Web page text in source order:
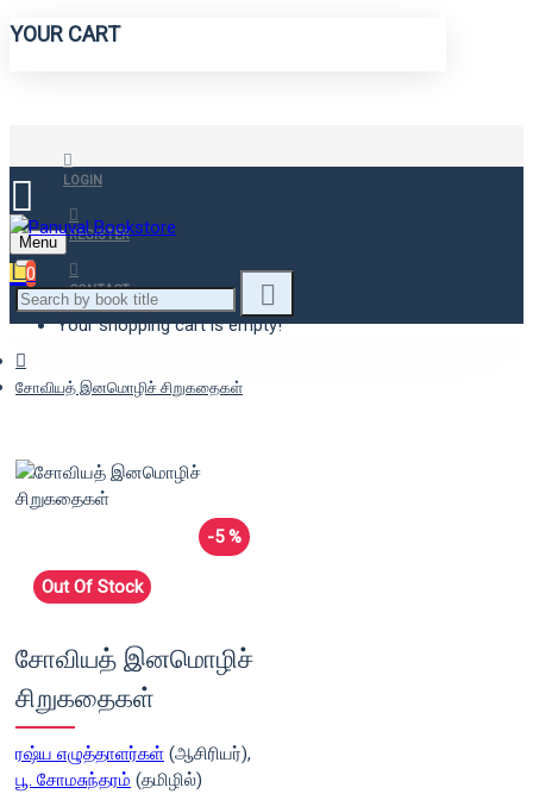
YOUR CART
LOGIN
REGISTER
CONTACT
Menu
0
Your shopping cart is empty!
சோவியத் இனமொழிச் சிறுகதைகள்
-5 %
Out Of Stock
சோவியத் இனமொழிச்
சிறுகதைகள்
ரஷ்ய எழுத்தாளர்கள் (ஆசிரியர்),
பூ. சோமசுந்தரம் (தமிழில்)